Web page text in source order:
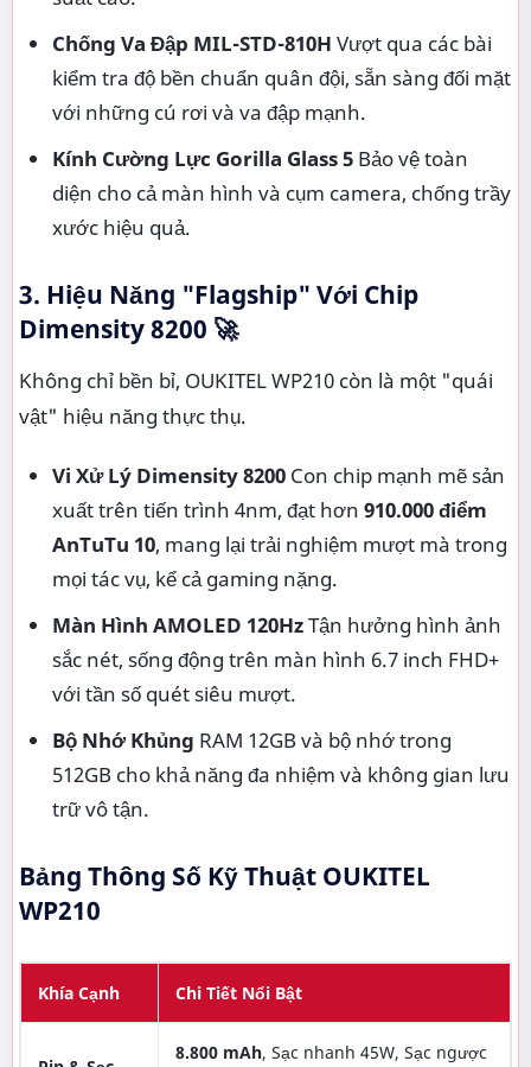
Chống Va Đập MIL-STD-810H Vượt qua các bài
kiểm tra độ bền chuẩn quân đội, sẵn sàng đối mặt
với những cú rơi và va đập mạnh.
Kính Cường Lực Gorilla Glass 5 Bảo vệ toàn
diện cho cả màn hình và cụm camera, chống trầy
xước hiệu quả.
3. Hiệu Năng "Flagship" Với Chip
Dimensity 8200 🚀
Không chỉ bền bỉ, OUKITEL WP210 còn là một "quái
vật" hiệu năng thực thụ.
Vi Xử Lý Dimensity 8200 Con chip mạnh mẽ sản
xuất trên tiến trình 4nm, đạt hơn 910.000 điểm
AnTuTu 10, mang lại trải nghiệm mượt mà trong
mọi tác vụ, kể cả gaming nặng.
Màn Hình AMOLED 120HzTận hưởng hình ảnh
sắc nét, sống động trên màn hình 6.7 inch FHD+
với tần số quét siêu mượt.
Bộ Nhớ Khủng RAM 12GB và bộ nhớ trong
512GB cho khả năng đa nhiệm và không gian lưu
trữ vô tận.
Bảng Thông Số Kỹ Thuật OUKITEL
WP210
Khía Cạnh Chi Tiết Nổi Bật
8.800 mAh, Sạc nhanh 45W, Sạc ngược